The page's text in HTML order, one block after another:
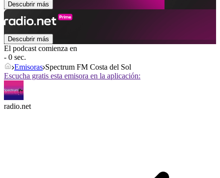
Descubrir más
Descubrir más
El podcast comienza en
- 0 sec.
Emisoras Spectrum FM Costa del Sol
Escucha gratis esta emisora en la aplicación:
radio.net